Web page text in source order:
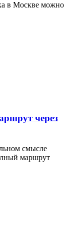
в Москве можно
через
смысле
маршрут